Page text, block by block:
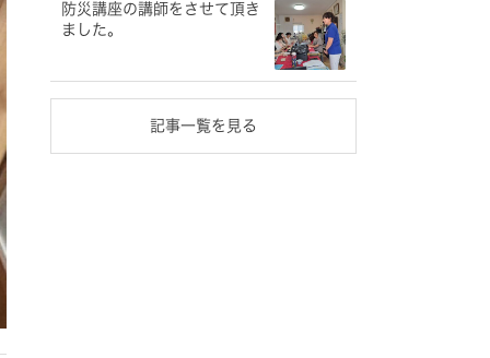
防災講座の講師をさせて頂き
ました。
記事一覧を見る